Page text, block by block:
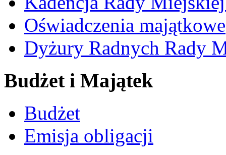
Oświadczenia majątkowe
Dyżury Radnych Rady
Budżet i Majątek
Budżet
Emisja obligacji